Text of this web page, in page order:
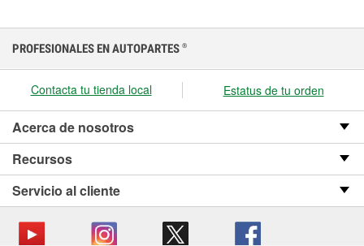
PROFESIONALES EN AUTOPARTES ®
Contacta tu tienda local Estatus de tu orden
Acerca de nosotros
Recursos
Servicio al cliente